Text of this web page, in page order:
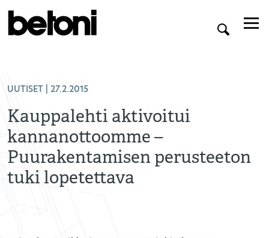
UUTISET | 27.2.2015
Kauppalehti aktivoitui
kannanottoomme –
Puurakentamisen perusteeton
tuki lopetettava